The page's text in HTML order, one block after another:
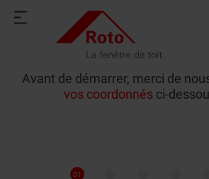
Avant de démarrer, merci de
vos coordonnés ci-